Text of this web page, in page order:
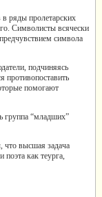
в ряды пролетарских
Символисты всячески
символа
подчиняясь
противопоставить
помогают
группа “младших”
что высшая задача
как теурга,